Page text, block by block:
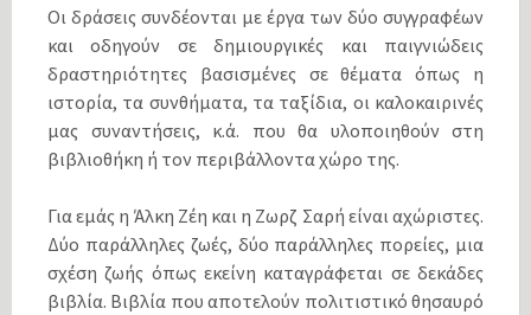
Οι δράσεις συνδέονται με έργα των δύο συγγραφέων
και οδηγούν σε δημιουργικές και παιγνιώδεις
δραστηριότητες βασισμένες σε θέματα όπως η
ιστορία, τα συνθήματα, τα ταξίδια, οι καλοκαιρινές
μας συναντήσεις, κ.ά. που θα υλοποιηθούν στη
βιβλιοθήκη ή τον περιβάλλοντα χώρο της.
Για εμάς η Άλκη Ζέη και η Ζωρζ Σαρή είναι αχώριστες.
Δύο παράλληλες ζωές, δύο παράλληλες πορείες, μια
σχέση ζωής όπως εκείνη καταγράφεται σε δεκάδες
βιβλία. Βιβλία που αποτελούν πολιτιστικό θησαυρό